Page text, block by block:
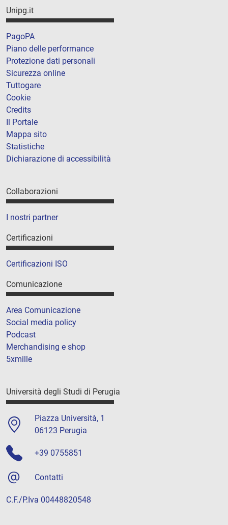
Unipg.it
PagoPA
Piano delle performance
Protezione dati personali
Sicurezza online
Tuttogare
Cookie
Credits
Il Portale
Mappa sito
Statistiche
Dichiarazione di accessibilità
Collaborazioni
I nostri partner
Certificazioni
Certificazioni ISO
Comunicazione
Area Comunicazione
Social media policy
Podcast
Merchandising e shop
5xmille
Università degli Studi di Perugia
Piazza Università, 1
06123 Perugia
+39 0755851
Contatti
C.F./P.Iva 00448820548